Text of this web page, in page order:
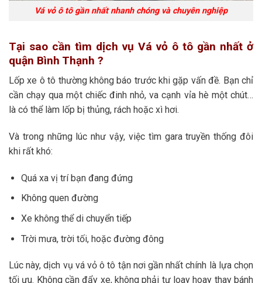
Vá vỏ ô tô gần nhất nhanh chóng và chuyên nghiệp
Tại sao cần tìm dịch vụ Vá vỏ ô tô gần nhất ở
quận Bình Thạnh ?
Lốp xe ô tô thường không báo trước khi gặp vấn đề. Bạn chỉ
cần chạy qua một chiếc đinh nhỏ, va cạnh vỉa hè một chút…
là có thể làm lốp bị thủng, rách hoặc xì hơi.
Và trong những lúc như vậy, việc tìm gara truyền thống đôi
khi rất khó:
Quá xa vị trí bạn đang đứng
Không quen đường
Xe không thể di chuyển tiếp
Trời mưa, trời tối, hoặc đường đông
Lúc này, dịch vụ vá vỏ ô tô tận nơi gần nhất chính là lựa chọn
tối ưu. Không cần đẩy xe, không phải tự loay hoay thay bánh